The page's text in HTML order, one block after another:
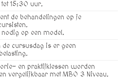
15:30 uur.
de behandelingen op je
nodig op een model.
de cursusdag is er geen
en praktijklessen worden
vergelijkbaar met MBO 3 Niveau.